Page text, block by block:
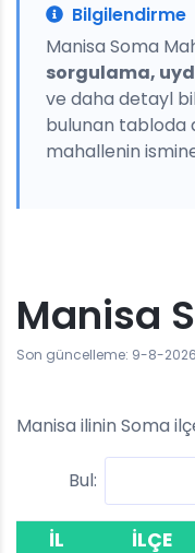
Bilgilendirme
Manisa Soma
sorgulama,
ve daha detayl
bulunan tabloda
mahallenin
Manisa
Son güncelleme: 9-8-2026
Manisa ilinin Soma
Bul:
İL İLÇE